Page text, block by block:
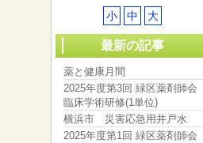
小 中 大
最新の記事
薬と健康月間
2025年度第3回 緑区薬剤師会
臨床学術研修(1単位)
横浜市 災害応急用井戸水
2025年度第1回 緑区薬剤師会